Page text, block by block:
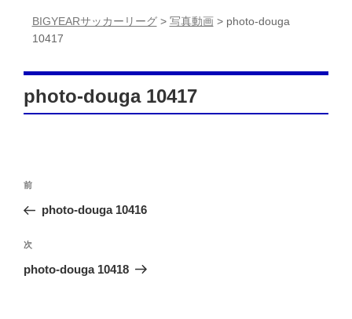
BIGYEARサッカーリーグ> 写真動画 > photo-douga
10417
photo-douga 10417
投
稿
ビ
ゲ
前
の
稿
前
photo-douga 10416
次
の
次
photo-douga 10418